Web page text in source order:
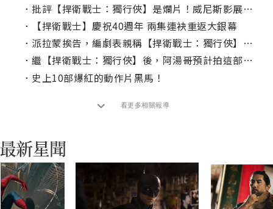
． 批評【捍衛戰士：獨行俠】是爛片！威尼斯影展名導盧卡格達戈尼諾開炮
．
【捍衛戰士】慶祝40週年 兩集連袂重返大銀幕
． 派拉蒙挨告，編劇表親稱【捍衛戰士：獨行俠】的動作戲是他寫的？
． 繼【捍衛戰士：獨行俠】後，阿湯哥預計拍這部續集！
． 史上10部爆紅的動作片黑馬！
看更多相關報導